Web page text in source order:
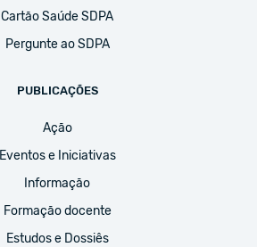
Cartão Saúde SDPA
Pergunte ao SDPA
PUBLICAÇÕES
Ação
Eventos e Iniciativas
Informação
Formação docente
Estudos e Dossiês